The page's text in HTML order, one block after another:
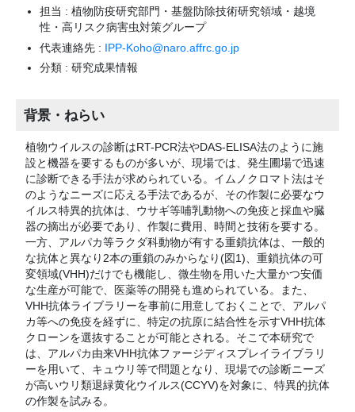
担当 : 植物防疫研究部門・基盤防除技術研究領域・越境
性・高リスク病害虫対策グループ
代表連絡先 : IPP-Koho@naro.affrc.go.jp
分類 : 研究成果情報
背景・ねらい
植物ウイルスの診断はRT-PCR法やDAS-ELISA法のように施
設と機器を要するものが多いが、現場では、発生圃場で迅速
に診断できる手法が求められている。イムノクロマト法はそ
のようなニーズに応える手法であるが、その作製に必要なウ
イルス特異的抗体は、ウサギ等哺乳動物への免疫と採血や臓
器の摘出が必要であり、作製に費用、時間と技術を要する。
一方、アルパカ等ラクダ科動物が有する重鎖抗体は、一般的
な抗体と異なり2本の重鎖のみからなり(図1)、重鎖抗体の可
変領域(VHH)だけでも機能し、微生物を用いた大量かつ安価
な生産が可能で、医薬等の開発も進められている。また、
VHH抗体ライブラリーを事前に用意しておくことで、アルパ
カ等への免疫を経ずに、特定の抗原に結合性を示すVHH抗体
クローンを選抜することが可能とされる。そこで本研究で
は、アルパカ由来VHH抗体ファージディスプレイライブラリ
ーを用いて、キュウリ等で問題となり、現場での診断ニーズ
が高いウリ類退緑黄化ウイルス(CCYV)を対象に、特異的抗体
の作製を試みる。